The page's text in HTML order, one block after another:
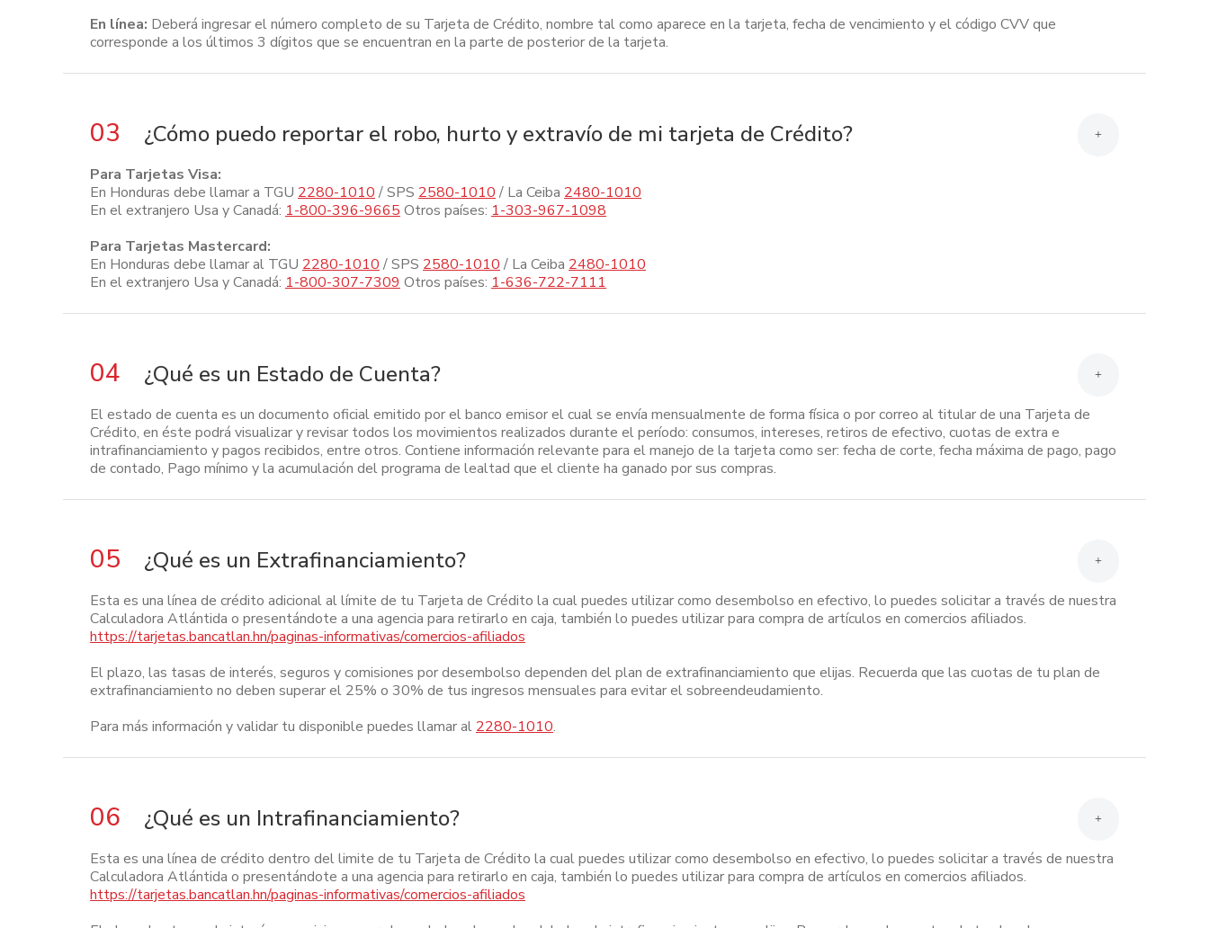
En línea: Deberá ingresar el número completo de su Tarjeta de Crédito, nombre tal como aparece en la tarjeta, fecha de vencimiento y el código CVV que
corresponde a los últimos 3 dígitos que se encuentran en la parte de posterior de la tarjeta.
03 ¿Cómo puedo reportar el robo, hurto y extravío de mi tarjeta de Crédito? +
Para Tarjetas Visa:
En Honduras debe llamar a TGU 2280-1010 / SPS 2580-1010 / La Ceiba 2480-1010
En el extranjero Usa y Canadá: 1-800-396-9665 Otros países: 1-303-967-1098
Para Tarjetas Mastercard:
En Honduras debe llamar al TGU 2280-1010 / SPS 2580-1010 / La Ceiba 2480-1010
En el extranjero Usa y Canadá: 1-800-307-7309 Otros países: 1-636-722-7111
04 ¿Qué es un Estado de Cuenta? +
El estado de cuenta es un documento oficial emitido por el banco emisor el cual se envía mensualmente de forma física o por correo al titular de una Tarjeta de
Crédito, en éste podrá visualizar y revisar todos los movimientos realizados durante el período: consumos, intereses, retiros de efectivo, cuotas de extra e
intrafinanciamiento y pagos recibidos, entre otros. Contiene información relevante para el manejo de la tarjeta como ser: fecha de corte, fecha máxima de pago, pago
de contado, Pago mínimo y la acumulación del programa de lealtad que el cliente ha ganado por sus compras.
05 ¿Qué es un Extrafinanciamiento? +
Esta es una línea de crédito adicional al límite de tu Tarjeta de Crédito la cual puedes utilizar como desembolso en efectivo, lo puedes solicitar a través de nuestra
Calculadora Atlántida o presentándote a una agencia para retirarlo en caja, también lo puedes utilizar para compra de artículos en comercios afiliados.
https://tarjetas.bancatlan.hn/paginas-informativas/comercios-afiliados
El plazo, las tasas de interés, seguros y comisiones por desembolso dependen del plan de extrafinanciamiento que elijas. Recuerda que las cuotas de tu plan de
extrafinanciamiento no deben superar el 25% o 30% de tus ingresos mensuales para evitar el sobreendeudamiento.
Para más información y validar tu disponible puedes llamar al 2280-1010.
06 ¿Qué es un Intrafinanciamiento? +
Esta es una línea de crédito dentro del limite de tu Tarjeta de Crédito la cual puedes utilizar como desembolso en efectivo, lo puedes solicitar a través de nuestra
Calculadora Atlántida o presentándote a una agencia para retirarlo en caja, también lo puedes utilizar para compra de artículos en comercios afiliados.
https://tarjetas.bancatlan.hn/paginas-informativas/comercios-afiliados